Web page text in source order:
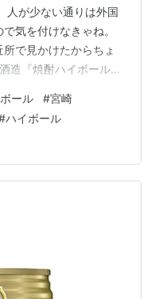
人が少ない通りは外国
気を付けなきゃね。
で見かけたからちょ
造『焼酎ハイボール
登場しているので新
。 ビールより安いの
ール 宮崎産日向夏割
味料ゼロの焼酎ハイ
酸味が特徴の宮崎産
…
ール #宮崎
ハイボール